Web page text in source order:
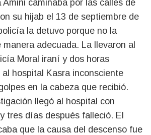
su hijab el 13 de septiembre de
la detuvo porque no la
manera adecuada. La llevaron al
Moral iraní y dos horas
hospital Kasra inconsciente
en la cabeza que recibió.
llegó al hospital con
tres días después falleció. El
que la causa del descenso fue